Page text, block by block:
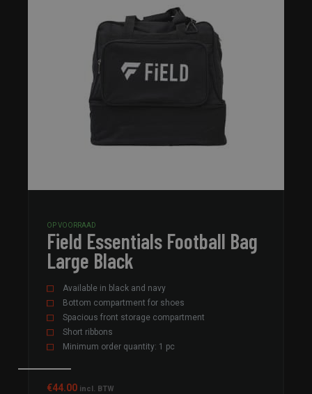
OP VOORRAAD
Field Essentials Football Bag
Large Black
Available in black and navy
Bottom compartment for shoes
Spacious front storage compartment
Short ribbons
Minimum order quantity: 1 pc
€44.00 incl. BTW